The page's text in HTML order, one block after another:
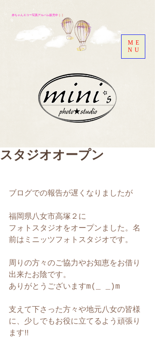
赤ちゃんエコー写真アルバム販売中
ME
NU
スタジオオープン
ブログでの報告が遅くなりましたが
福岡県八女市高塚２に
フォトスタジオをオープンました。名
前はミニッツフォトスタジオです。
周りの方々のご協力やお知恵をお借り
出来たお陰です。
ありがとうございますm(_ _)m
支えて下さった方々や地元八女の皆様
に、少しでもお役に立てるよう頑張り
ます‼︎